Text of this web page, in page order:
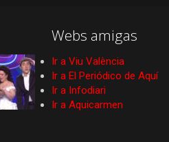
Webs amigas
Ir a Viu València
Ir a El Periódico de Aquí
Ir a Infodiari
Ir a Aquicarmen